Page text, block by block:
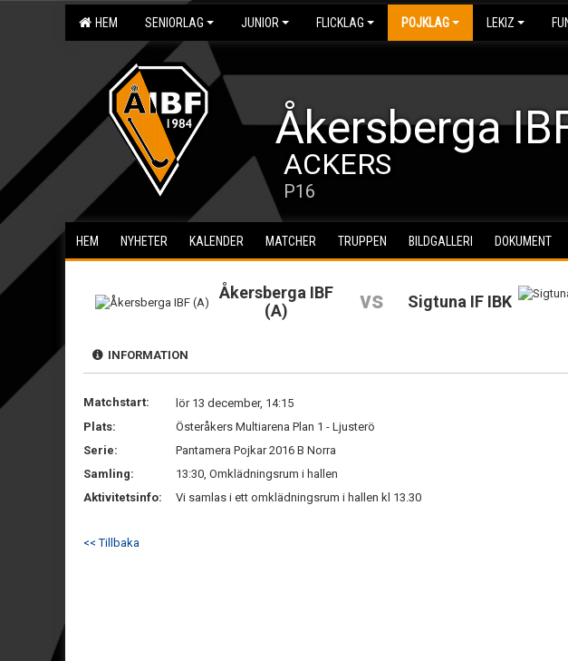
HEM SENIORLAG JUNIOR FLICKLAG POJKLAG LEKIZ
Åkersberga
ACKERS
P16
HEM NYHETER KALENDER MATCHER TRUPPEN BILDGALLERI DOKUMENT
Åkersberga IBF
(A)
vs Sigtuna IF IBK
INFORMATION
Matchstart:
lör 13 december, 14:15
Plats:
Österåkers Multiarena Plan 1 - Ljusterö
Serie:
Pantamera Pojkar 2016 B Norra
Samling:
13:30, Omklädningsrum i hallen
Aktivitetsinfo:
Vi samlas i ett omklädningsrum i hallen kl 13.30
<< Tillbaka